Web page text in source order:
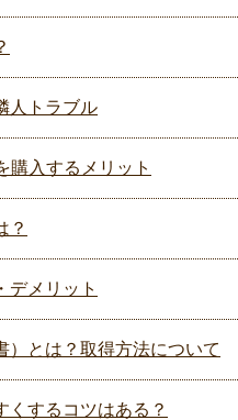
人トラブル
購入するメリット
？
デメリット
）とは？取得方法について
くするコツはある？